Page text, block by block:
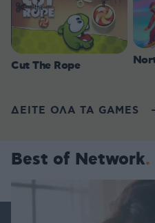
Cut The Rope
ΔΕΙΤΕ ΟΛΑ ΤΑ GAMES
Best of Network